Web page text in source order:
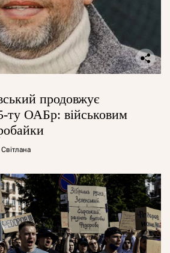
продовжує
ту ОАБр: військовим